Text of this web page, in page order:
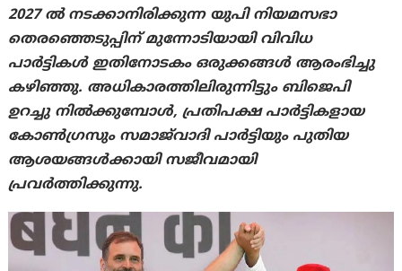
2027 ൽ നടക്കാനിരിക്കുന്ന യുപി നിയമസഭാ
തെരഞ്ഞെടുപ്പിന് മുന്നോടിയായി വിവിധ
പാർട്ടികള്‍ ഇതിനോടകം ഒരുക്കങ്ങൾ ആരംഭിച്ചു
കഴിഞ്ഞു. അധികാരത്തിലിരുന്നിട്ടും ബിജെപി
ഉറച്ചു നിൽക്കുമ്പോൾ, പ്രതിപക്ഷ പാർട്ടികളായ
കോൺഗ്രസും സമാജ്‌വാദി പാർട്ടിയും പുതിയ
ആശയങ്ങൾക്കായി സജീവമായി
പ്രവർത്തിക്കുന്നു.